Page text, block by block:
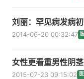
刘丽：罕见病发病
2014-06-20 00:32:47
女性更看重男性阴
2015-07-23 09:15:02